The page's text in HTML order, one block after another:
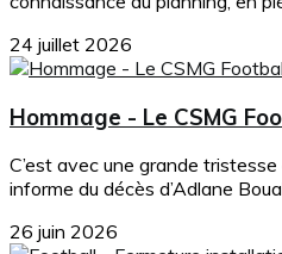
24 juillet 2026
Hommage - Le CSMG
C’est avec une grande
informe du décès d’Adlane
26 juin 2026